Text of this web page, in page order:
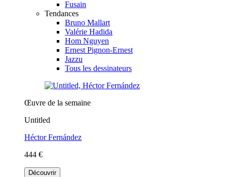
Fusain
Tendances
Bruno Mallart
Valérie Hadida
Hom Nguyen
Ernest Pignon-Ernest
Jazzu
Tous les dessinateurs
Œuvre de la semaine
Untitled
Héctor Fernández
444 €
Découvrir